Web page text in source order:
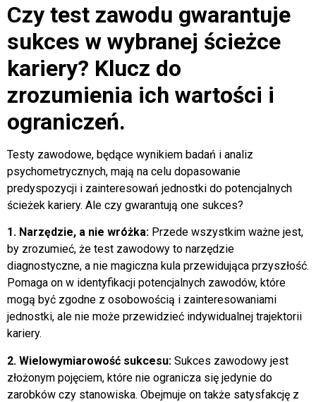
Czy test zawodu gwarantuje
sukces w wybranej ścieżce
kariery? Klucz do
zrozumienia ich wartości i
ograniczeń.
Testy zawodowe, będące wynikiem badań i analiz
psychometrycznych, mają na celu dopasowanie
predyspozycji i zainteresowań jednostki do potencjalnych
ścieżek kariery. Ale czy gwarantują one sukces?
1. Narzędzie, a nie wróżka: Przede wszystkim ważne jest,
by zrozumieć, że test zawodowy to narzędzie
diagnostyczne, a nie magiczna kula przewidująca przyszłość.
Pomaga on w identyfikacji potencjalnych zawodów, które
mogą być zgodne z osobowością i zainteresowaniami
jednostki, ale nie może przewidzieć indywidualnej trajektorii
kariery.
2. Wielowymiarowość sukcesu: Sukces zawodowy jest
złożonym pojęciem, które nie ogranicza się jedynie do
zarobków czy stanowiska. Obejmuje on także satysfakcję z